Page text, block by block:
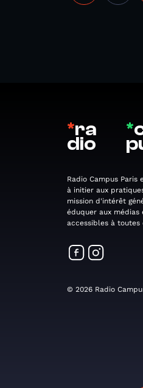
*ra
dio
*
Radio Campus
à initier aux
mission d'intérêt
éduquer aux
accessibles à toutes
© 2026 Radio